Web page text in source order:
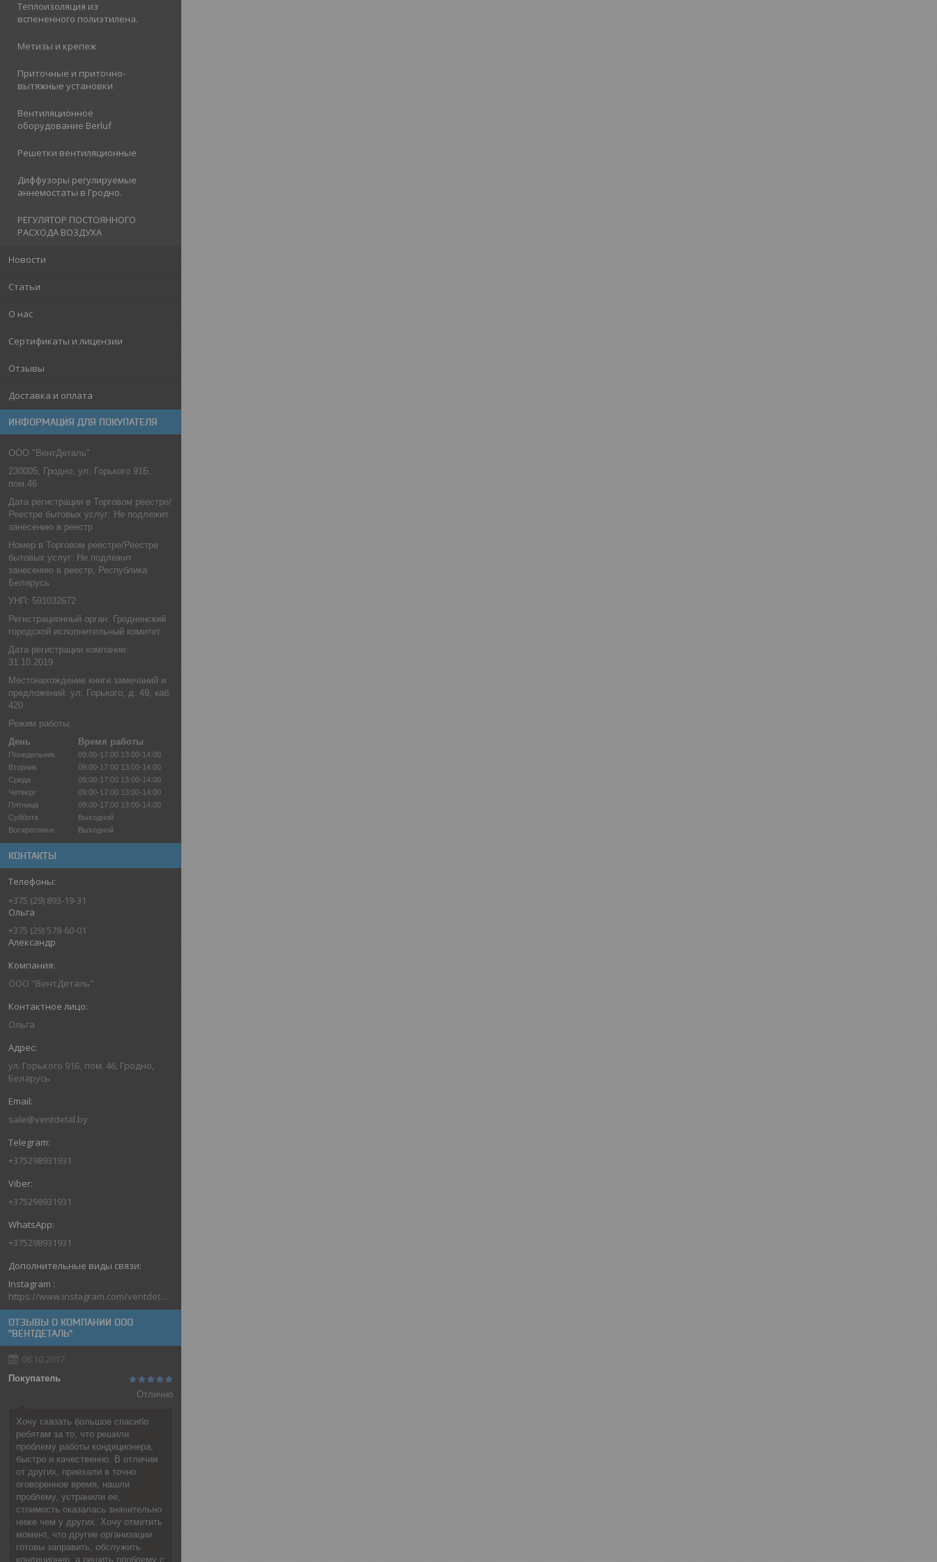
Теплоизоляция из
вспененного полиэтилена.
Метизы и крепеж
Приточные и приточно-
вытяжные установки
Вентиляционное
оборудование Berluf
Решетки вентиляционные
Диффузоры регулируемые
аннемостаты в Гродно.
РЕГУЛЯТОР ПОСТОЯННОГО
РАСХОДА ВОЗДУХА
Новости
Статьи
О нас
Сертификаты и лицензии
Отзывы
Доставка и оплата
ИНФОРМАЦИЯ ДЛЯ ПОКУПАТЕЛЯ
ООО "ВентДеталь"
230005, Гродно, ул. Горького 91Б,
пом.46
Дата регистрации в Торговом реестре/
Реестре бытовых услуг: Не подлежит
занесению в реестр
Номер в Торговом реестре/Реестре
бытовых услуг: Не подлежит
занесению в реестр, Республика
Беларусь
УНП: 591032672
Регистрационный орган: Гродненский
городской исполнительный комитет
Дата регистрации компании:
31.10.2019
Местонахождение книги замечаний и
предложений: ул. Горького, д. 49, каб.
420
Режим работы:
День
Время работы
Понедельник 09:00-17:00 13:00-14:00
Вторник
09:00-17:00 13:00-14:00
Среда
09:00-17:00 13:00-14:00
Четверг
09:00-17:00 13:00-14:00
Пятница
09:00-17:00 13:00-14:00
Суббота
Выходной
Воскресенье
Выходной
КОНТАКТЫ
+375 (29) 893-19-31
Ольга
+375 (29) 578-60-01
Александр
ООО "ВентДеталь"
Ольга
ул. Горького 91Б, пом. 46, Гродно,
Беларусь
sale@ventdetal.by
+375298931931
+375298931931
+375298931931
Instagram
https://www.instagram.com/ventdetal_grodno/
ОТЗЫВЫ О КОМПАНИИ ООО
"ВЕНТДЕТАЛЬ"
08.10.2017
Покупатель
Отлично
Хочу сказать большое спасибо
ребятам за то, что решили
проблему работы кондиционера,
быстро и качественно. В отличии
от других, приехали в точно
оговоренное время, нашли
проблему, устранили ее,
стоимость оказалась значительно
ниже чем у других. Хочу отметить
момент, что другие организации
готовы заправить, обслужить
кондиционер, а решить проблему с